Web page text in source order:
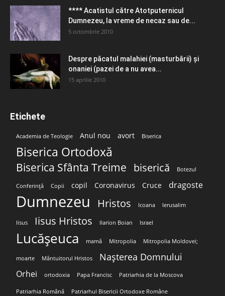
**** Acatistul către Atotputernicul
Dumnezeu, la vreme de necaz sau de...
5 octombrie 2010
Despre păcatul malahiei (masturbării) şi
onaniei (pazei de a nu avea...
15 aprilie 2010
Etichete
Academia de Teologie Anul nou avort Biserica
Biserica Ortodoxă
Biserica Sfânta Treime biserică Botezul
Conferință Copii copil Coronavirus Cruce dragoste
Dumnezeu Hristos Icoana Ierusalim
Iisus Iisus Hristos Ilarion Boian Israel
Lucășeuca mamă Mitropolia Mitropolia Moldovei;
moarte Mântuitorul Hristos Nașterea Domnului
Orhei ortodoxia Papa Francisc Patriarhia de la Moscova
Patriarhia Română Patriarhul Bisericii Ortodoxe Române